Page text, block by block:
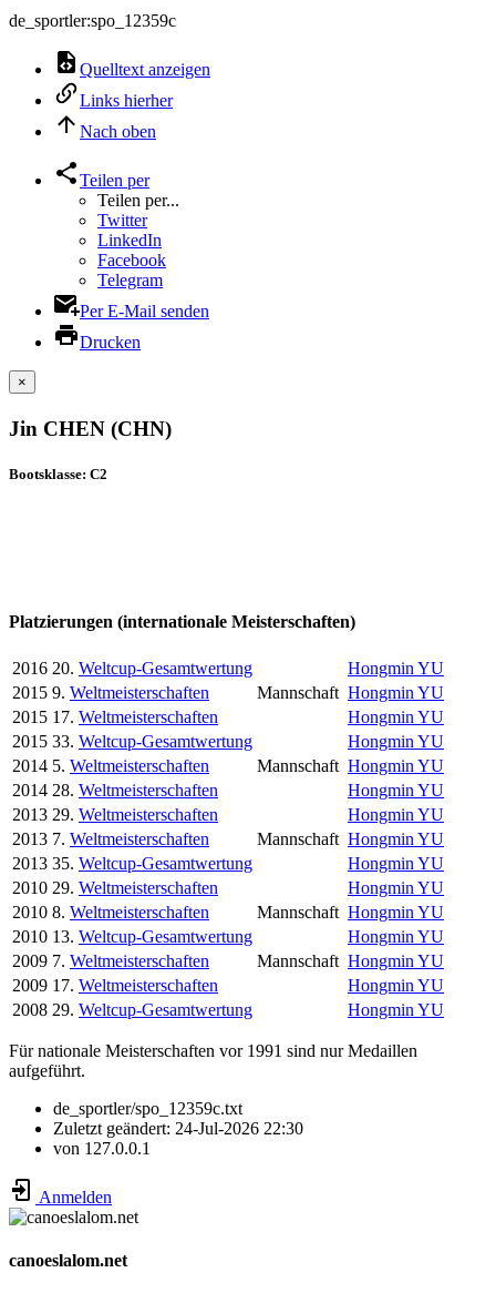
de_sportler:spo_12359c
Quelltext anzeigen
Links hierher
Nach oben
Teilen per
Teilen per...
Twitter
LinkedIn
Facebook
Telegram
Per E-Mail senden
Drucken
×
Jin CHEN (CHN)
Bootsklasse: C2
Platzierungen (internationale Meisterschaften)
2016 20. Weltcup-Gesamtwertung
Hongmin YU
2015 9. Weltmeisterschaften Mannschaft Hongmin YU
2015 17. Weltmeisterschaften
Hongmin YU
2015 33. Weltcup-Gesamtwertung
Hongmin YU
2014 5. Weltmeisterschaften Mannschaft Hongmin YU
2014 28. Weltmeisterschaften
Hongmin YU
2013 29. Weltmeisterschaften
Hongmin YU
2013 7. Weltmeisterschaften Mannschaft Hongmin YU
2013 35. Weltcup-Gesamtwertung
Hongmin YU
2010 29. Weltmeisterschaften
Hongmin YU
2010 8. Weltmeisterschaften Mannschaft Hongmin YU
2010 13. Weltcup-Gesamtwertung
Hongmin YU
2009 7. Weltmeisterschaften Mannschaft Hongmin YU
2009 17. Weltmeisterschaften
Hongmin YU
2008 29. Weltcup-Gesamtwertung Hongmin YU
Für nationale Meisterschaften vor 1991 sind nur Medaillen
aufgeführt.
de_sportler/spo_12359c.txt
Zuletzt geändert: 24-Jul-2026 22:30
von 127.0.0.1
Anmelden
canoeslalom.net